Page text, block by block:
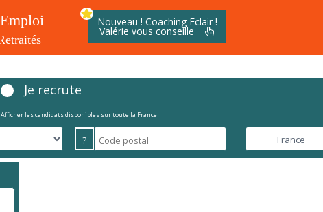
Nouveau ! Coaching Eclair !
Valérie vous conseille
Je recrute
Afficher les candidats disponibles sur toute la France
?